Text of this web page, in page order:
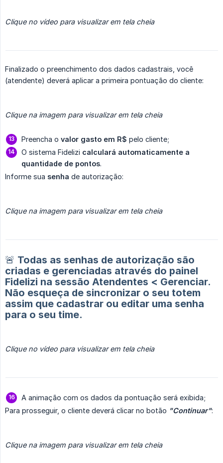
Clique no vídeo para visualizar em tela cheia
Finalizado o preenchimento dos dados cadastrais, você
(atendente) deverá aplicar a primeira pontuação do cliente:
Clique na imagem para visualizar em tela cheia
Preencha o valor gasto em R$ pelo cliente;
O sistema Fidelizi calculará automaticamente a
quantidade de pontos.
Informe sua senha de autorização:
Clique na imagem para visualizar em tela cheia
🚨 Todas as senhas de autorização são
criadas e gerenciadas através do painel
Fidelizi na sessão Atendentes < Gerenciar.
Não esqueça de sincronizar o seu totem
assim que cadastrar ou editar uma senha
para o seu time.
Clique no vídeo para visualizar em tela cheia
A animação com os dados da pontuação será exibida;
Para prosseguir, o cliente deverá clicar no botão "Continuar":
Clique na imagem para visualizar em tela cheia